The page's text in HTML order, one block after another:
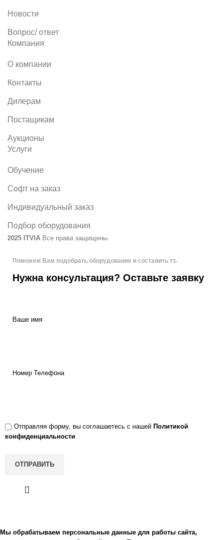
Новости
Вопрос/ ответ
Компания
О компании
Контакты
Дилерам
Постащикам
Аукционы
Услуги
Обучение
Софт на заказ
Индивидуальный заказ
Подбор оборудования
2025 ITVIA Все права защищены
Поможем Вам подобрать оборудование и составить тз.
Нужна консультация? Оставьте заявку
Ваше имя
Номер Телефона
Отправляя форму, вы соглашаетесь с нашей Политикой
конфиденциальности
Мы обрабатываем персональные данные для работы сайта,